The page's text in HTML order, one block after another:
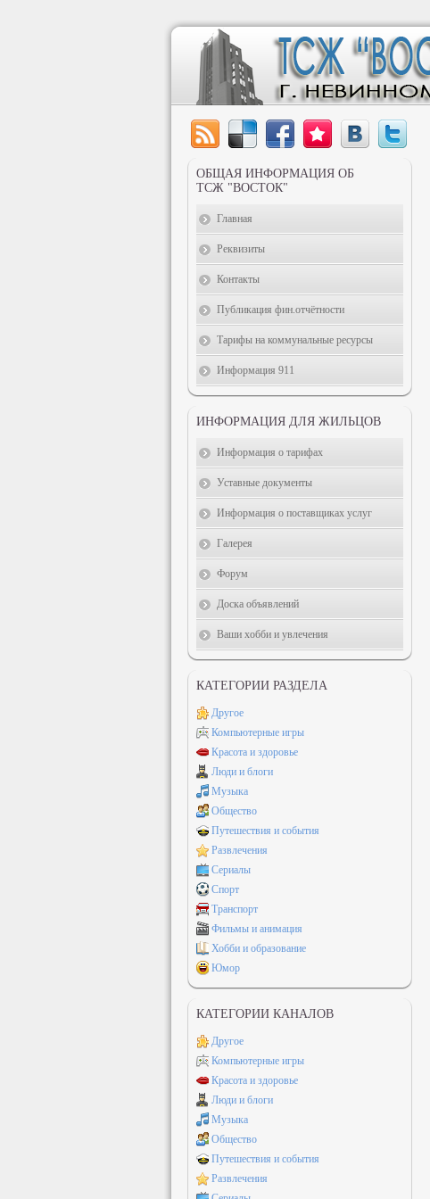
ОБЩАЯ ИНФОРМАЦИЯ ОБ
ТСЖ "ВОСТОК"
Главная
Реквизиты
Контакты
Публикация фин.отчётности
Тарифы на коммунальные ресурсы
Информация 911
ИНФОРМАЦИЯ ДЛЯ ЖИЛЬЦОВ
Информация о тарифах
Уставные документы
Информация о поставщиках услуг
Галерея
Форум
Доска объявлений
Ваши хобби и увлечения
КАТЕГОРИИ РАЗДЕЛА
Другое
Компьютерные игры
Красота и здоровье
Люди и блоги
Музыка
Общество
Путешествия и события
Развлечения
Сериалы
Спорт
Транспорт
Фильмы и анимация
Хобби и образование
Юмор
КАТЕГОРИИ КАНАЛОВ
Другое
Компьютерные игры
Красота и здоровье
Люди и блоги
Музыка
Общество
Путешествия и события
Развлечения